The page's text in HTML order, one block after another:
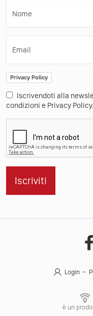
Nome
Email
Privacy Policy
Iscrivendoti alla
condizioni e Privacy Policy.
Iscriviti
Login
è un